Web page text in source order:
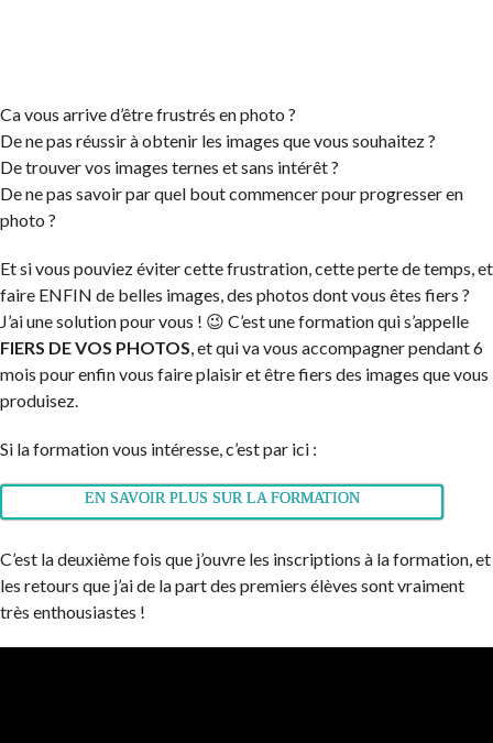
Ca vous arrive d’être frustrés en photo ?
De ne pas réussir à obtenir les images que vous souhaitez ?
De trouver vos images ternes et sans intérêt ?
De ne pas savoir par quel bout commencer pour progresser en
photo ?
Et si vous pouviez éviter cette frustration, cette perte de temps, et
faire ENFIN de belles images, des photos dont vous êtes fiers ?
J’ai une solution pour vous ! 😉 C’est une formation qui s’appelle
FIERS DE VOS PHOTOS, et qui va vous accompagner pendant 6
mois pour enfin vous faire plaisir et être fiers des images que vous
produisez.
Si la formation vous intéresse, c’est par ici :
EN SAVOIR PLUS SUR LA FORMATION
C’est la deuxième fois que j’ouvre les inscriptions à la formation, et
les retours que j’ai de la part des premiers élèves sont vraiment
très enthousiastes !